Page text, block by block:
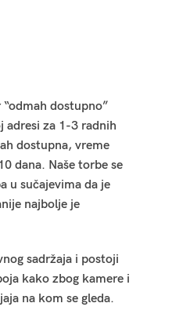
dostupno”
adresi za 1-3 radnih
dostupna, vreme
dana. Naše torbe se
u sučajevima da je
najbolje je
sadržaja i postoji
kako zbog kamere i
na kom se gleda.